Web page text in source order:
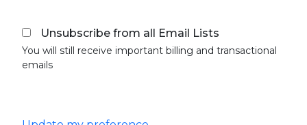
Unsubscribe from all Email Lists
You will still receive important billing and transactional
emails